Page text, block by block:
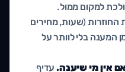
למקום ממול.
החוזרות (שעות, מחירים
המענה בלי לוותר על
אין מי שיענה.עדיף